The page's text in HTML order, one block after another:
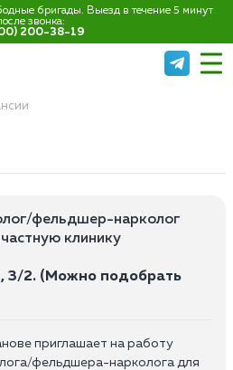
бригады. Выезд в течение 5 минут
звонка:
200-38-19
фельдшер-нарколог
клинику
3/2. (Можно подобрать
приглашает на работу
фельдшера-нарколога для